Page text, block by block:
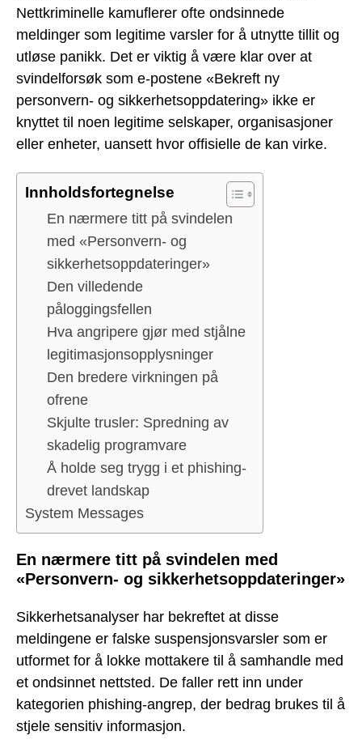
Nettkriminelle kamuflerer ofte ondsinnede
meldinger som legitime varsler for å utnytte tillit og
utløse panikk. Det er viktig å være klar over at
svindelforsøk som e-postene «Bekreft ny
personvern- og sikkerhetsoppdatering» ikke er
knyttet til noen legitime selskaper, organisasjoner
eller enheter, uansett hvor offisielle de kan virke.
Innholdsfortegnelse
En nærmere titt på svindelen
med «Personvern- og
sikkerhetsoppdateringer»
Den villedende
påloggingsfellen
Hva angripere gjør med stjålne
legitimasjonsopplysninger
Den bredere virkningen på
ofrene
Skjulte trusler: Spredning av
skadelig programvare
Å holde seg trygg i et phishing-
drevet landskap
System Messages
En nærmere titt på svindelen med
«Personvern- og sikkerhetsoppdateringer»
Sikkerhetsanalyser har bekreftet at disse
meldingene er falske suspensjonsvarsler som er
utformet for å lokke mottakere til å samhandle med
et ondsinnet nettsted. De faller rett inn under
kategorien phishing-angrep, der bedrag brukes til å
stjele sensitiv informasjon.